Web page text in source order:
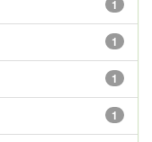
1
1
1
1